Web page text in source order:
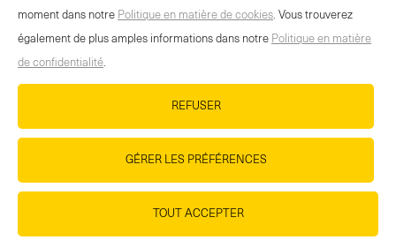
and
and
OFFRE EVÉNEMENTS
CONTACT
NEWSLETTER
MENTIONS LÉGALES
DONNÉES
DIRECTIVES RELATIVES AUX COOKIES
HTTPS://WWW.WANDER.CH/FR/BASE-DE-
DONNEES-DES-MEDIAS
moment dans notre Politique en matière de cookies. Vous trouverez
également de plus amples informations dans notre Politique en matière
de confidentialité.
REFUSER
GÉRER LES PRÉFÉRENCES
TOUT ACCEPTER